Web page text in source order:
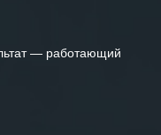
— работающий